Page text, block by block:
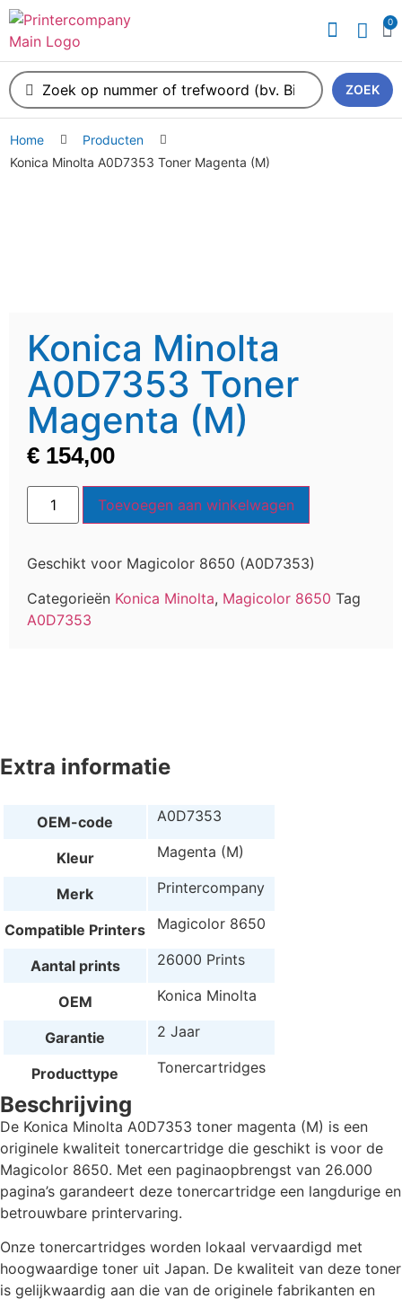
0
ZOEK
Home
Producten
Konica Minolta A0D7353 Toner Magenta (M)
Konica Minolta
A0D7353 Toner
Magenta (M)
€ 154,00
Toevoegen aan winkelwagen
Geschikt voor Magicolor 8650 (A0D7353)
Categorieën Konica Minolta, Magicolor 8650 Tag
A0D7353
Extra informatie
OEM-code A0D7353
Kleur Magenta (M)
Merk Printercompany
Compatible Printers Magicolor 8650
Aantal prints 26000 Prints
OEM Konica Minolta
Garantie 2 Jaar
Producttype Tonercartridges
Beschrijving
De Konica Minolta A0D7353 toner magenta (M) is een
originele kwaliteit tonercartridge die geschikt is voor de
Magicolor 8650. Met een paginaopbrengst van 26.000
pagina’s garandeert deze tonercartridge een langdurige en
betrouwbare printervaring.
Onze tonercartridges worden lokaal vervaardigd met
hoogwaardige toner uit Japan. De kwaliteit van deze toner
is gelijkwaardig aan die van de originele fabrikanten en